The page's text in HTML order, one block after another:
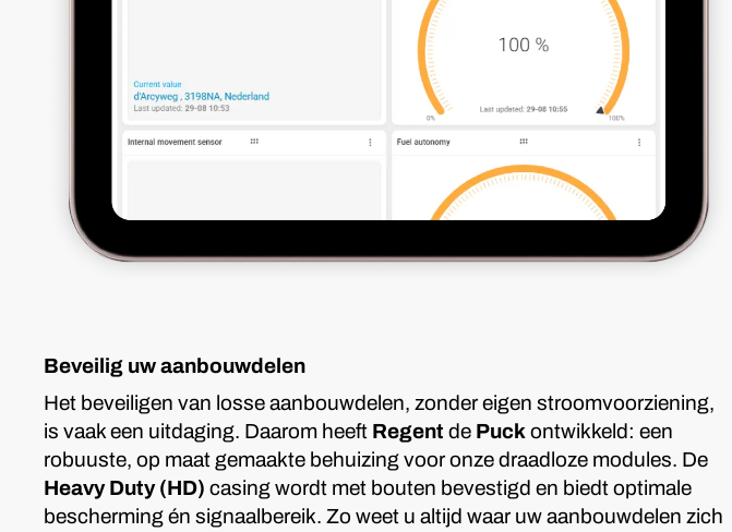
Beveilig uw aanbouwdelen
Het beveiligen van losse aanbouwdelen, zonder eigen stroomvoorziening,
is vaak een uitdaging. Daarom heeft Regent de Puckontwikkeld: een
robuuste, op maat gemaakte behuizing voor onze draadloze modules. De
Heavy Duty (HD) casing wordt met bouten bevestigd en biedt optimale
bescherming én signaalbereik. Zo weet u altijd waar uw aanbouwdelen zich